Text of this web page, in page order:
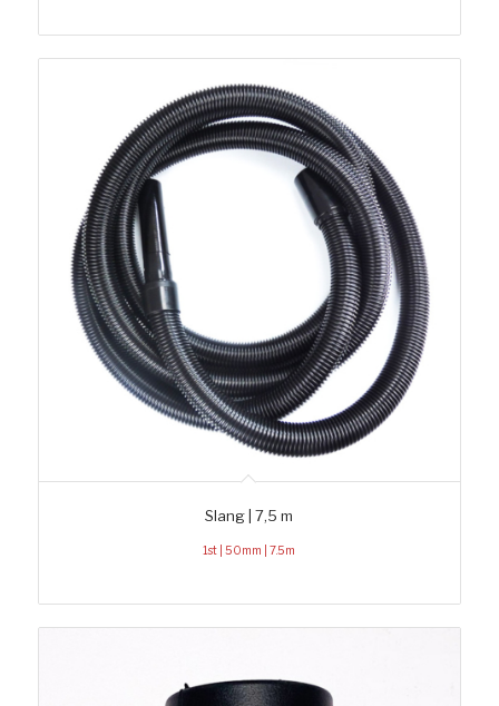
Slang | 7,5 m
1st | 50mm | 7.5m